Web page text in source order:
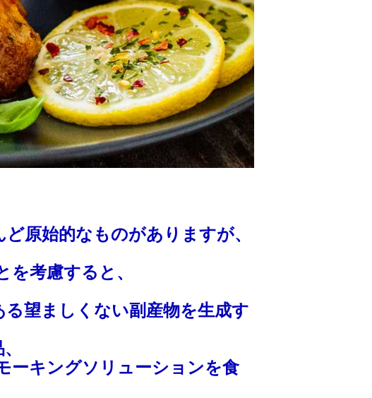
原始的なものがありますが、
考慮すると、
望ましくない副産物を生成す
ーキングソリューションを食